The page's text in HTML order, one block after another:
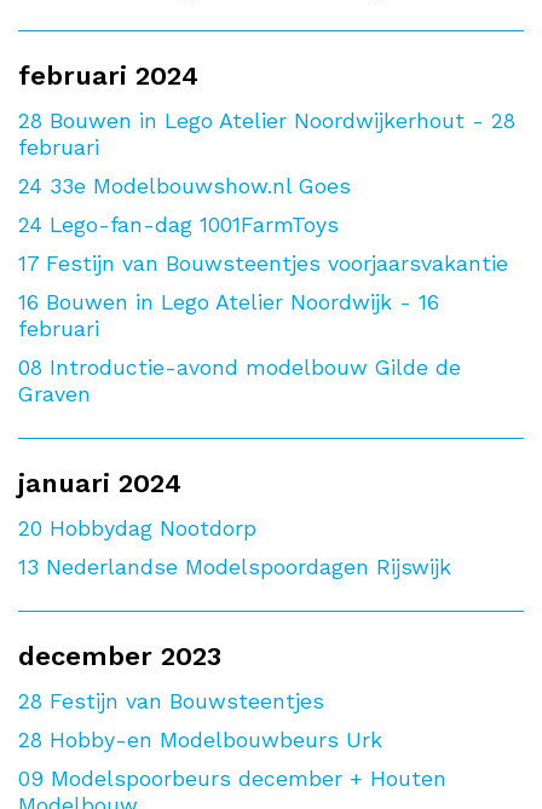
februari 2024
28 Bouwen in Lego Atelier Noordwijkerhout - 28
februari
24 33e Modelbouwshow.nl Goes
24 Lego-fan-dag 1001FarmToys
17 Festijn van Bouwsteentjes voorjaarsvakantie
16 Bouwen in Lego Atelier Noordwijk - 16
februari
08 Introductie-avond modelbouw Gilde de
Graven
januari 2024
20 Hobbydag Nootdorp
13 Nederlandse Modelspoordagen Rijswijk
december 2023
28 Festijn van Bouwsteentjes
28 Hobby-en Modelbouwbeurs Urk
09 Modelspoorbeurs december + Houten